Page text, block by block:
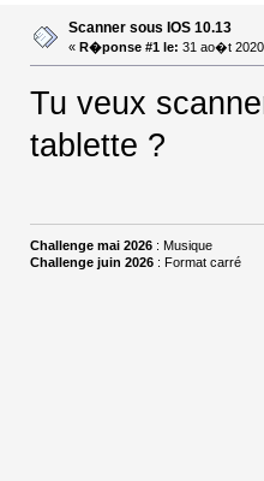
Scanner sous IOS 10.13
« R�ponse #1 le: 31 ao�t
Tu veux
tablette ?
Challenge mai 2026: Musique
Challenge juin 2026: Format carré